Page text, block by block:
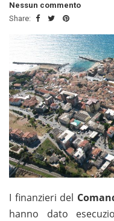
Nessun commento
Share:
I finanzieri del
hanno dato